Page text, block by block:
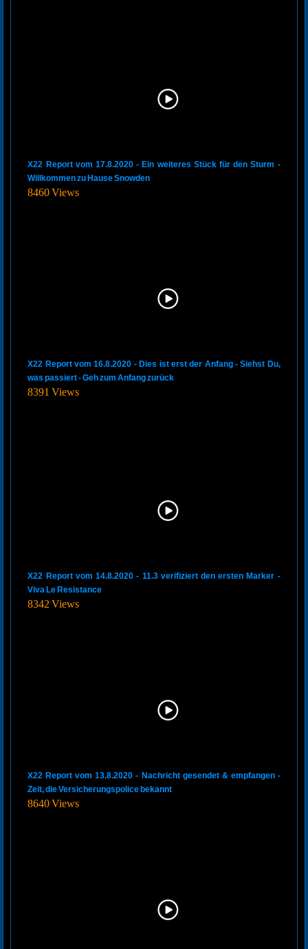
X22 Report vom 17.8.2020 - Ein weiteres Stück für den Sturm -
Willkommen zu Hause Snowden
8460 Views
X22 Report vom 16.8.2020 - Dies ist erst der Anfang - Siehst Du,
was passiert - Geh zum Anfang zurück
8391 Views
X22 Report vom 14.8.2020 - 11.3 verifiziert den ersten Marker -
Viva Le Resistance
8342 Views
X22 Report vom 13.8.2020 - Nachricht gesendet & empfangen -
Zeit, die Versicherungspolice bekannt
8640 Views